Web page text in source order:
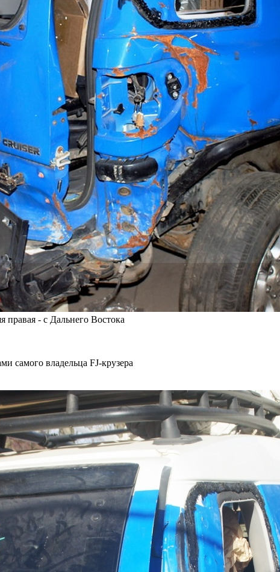
правая - с Дальнего Востока
самого владельца FJ-крузера